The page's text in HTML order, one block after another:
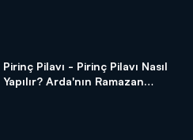
Pirinç Pilavı - Pirinç Pilavı Nasıl
Yapılır? Arda'nın Ramazan